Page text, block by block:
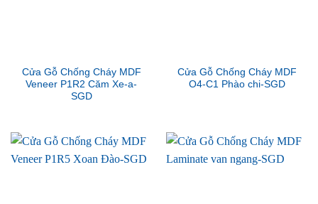
Cửa Gỗ Chống Cháy MDF
Veneer P1R2 Căm Xe-a-
SGD
Cửa Gỗ Chống Cháy MDF
O4-C1 Phào chi-SGD